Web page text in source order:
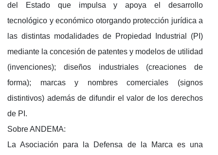
del Estado que impulsa y apoya el desarrollo
tecnológico y económico otorgando protección jurídica a
las distintas modalidades de Propiedad Industrial (PI)
mediante la concesión de patentes y modelos de utilidad
(invenciones); diseños industriales (creaciones de
forma); marcas y nombres comerciales (signos
distintivos) además de difundir el valor de los derechos
de PI.
Sobre ANDEMA:
La Asociación para la Defensa de la Marca es una